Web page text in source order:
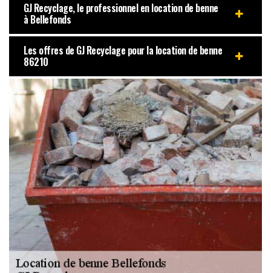
GJ Recyclage, le professionnel en location de benne
à Bellefonds
Les offres de GJ Recyclage pour la location de benne
86210